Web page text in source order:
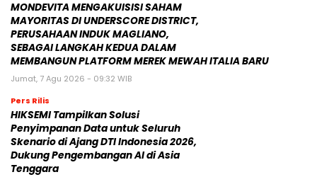
MONDEVITA MENGAKUISISI SAHAM
MAYORITAS DI UNDERSCORE DISTRICT,
PERUSAHAAN INDUK MAGLIANO,
SEBAGAI LANGKAH KEDUA DALAM
MEMBANGUN PLATFORM MEREK MEWAH ITALIA BARU
Jumat, 7 Agu 2026 - 09:32 WIB
Pers Rilis
HIKSEMI Tampilkan Solusi
Penyimpanan Data untuk Seluruh
Skenario di Ajang DTI Indonesia 2026,
Dukung Pengembangan AI di Asia
Tenggara